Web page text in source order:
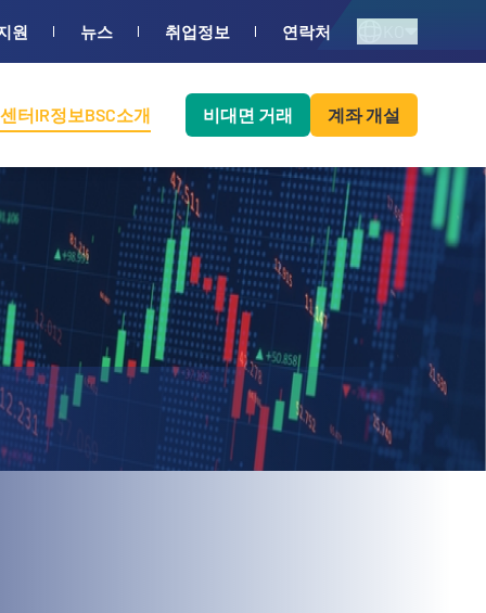
원 뉴스 취업정보 연락처
터IR정보BSC소개 비대면 거래 계좌 개설